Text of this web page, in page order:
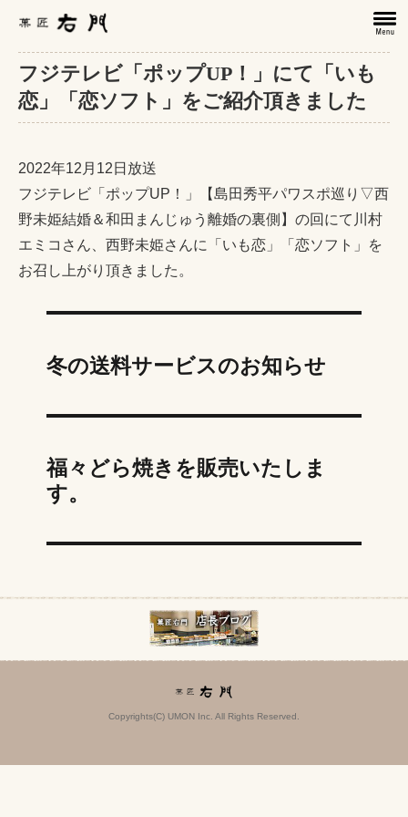
フジテレビ「ポップUP！」にて「いも
恋」「恋ソフト」をご紹介頂きました
2022年12月12日放送
フジテレビ「ポップUP！」【島田秀平パワスポ巡り▽西
野未姫結婚＆和田まんじゅう離婚の裏側】の回にて川村
エミコさん、西野未姫さんに「いも恋」「恋ソフト」を
お召し上がり頂きました。
冬の送料サービスのお知らせ
福々どら焼きを販売いたしま
す。
Copyrights(C) UMON Inc. All Rights Reserved.